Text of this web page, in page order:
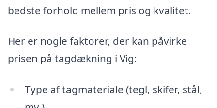
bedste forhold mellem pris og kvalitet.
Her er nogle faktorer, der kan påvirke
prisen på tagdækning i Vig:
Type af tagmateriale (tegl, skifer, stål,